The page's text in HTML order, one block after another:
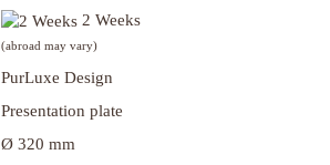
2 Weeks
(abroad may vary)
PurLuxe Design
Presentation plate
Ø 320 mm